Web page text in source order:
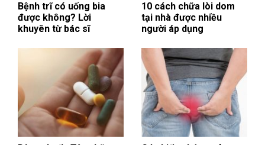
Bệnh trĩ có uống bia
được không? Lời
khuyên từ bác sĩ
10 cách chữa lòi dom
tại nhà được nhiều
người áp dụng